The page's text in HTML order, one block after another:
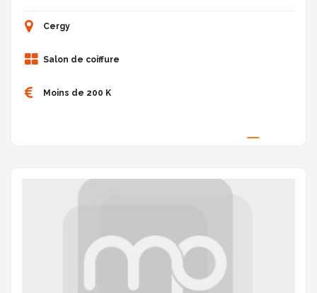
Cergy
Salon de coiffure
Moins de 200 K